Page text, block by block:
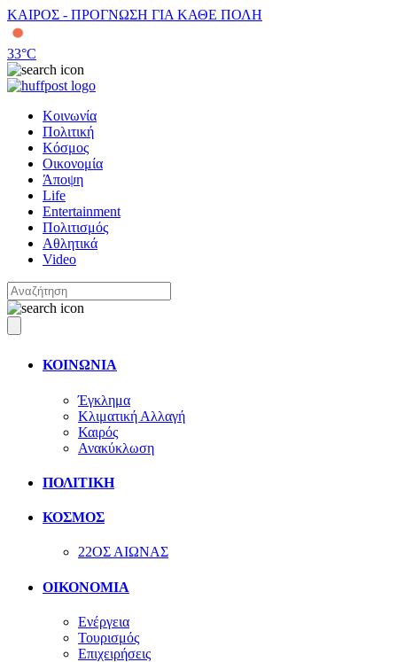
ΚΑΙΡΟΣ - ΠΡΟΓΝΩΣΗ ΓΙΑ ΚΑΘΕ ΠΟΛΗ
33°C
Κοινωνία
Πολιτική
Κόσμος
Οικονομία
Άποψη
Life
Entertainment
Πολιτισμός
Αθλητικά
Video
ΚΟΙΝΩΝΙΑ
Έγκλημα
Κλιματική Αλλαγή
Καιρός
Ανακύκλωση
ΠΟΛΙΤΙΚΗ
ΚΟΣΜΟΣ
22ΟΣ ΑΙΩΝΑΣ
ΟΙΚΟΝΟΜΙΑ
Ενέργεια
Τουρισμός
Επιχειρήσεις